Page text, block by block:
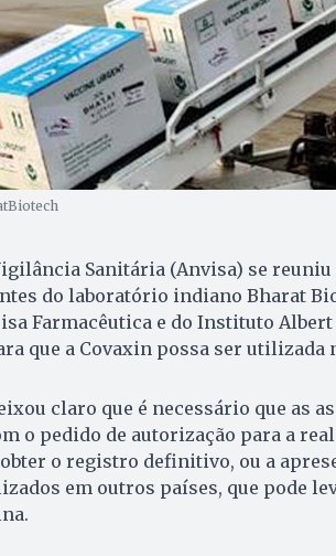
Sanitária (Anvisa) se
do laboratório indiano Bharat
Farmacêutica e do Instituto
que a Covaxin possa ser utilizada
claro que é necessário que as
o pedido de autorização para a
o registro definitivo, ou a
em outros países, que pode